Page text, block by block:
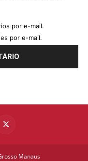
por e-mail.
por e-mail.
Manaus